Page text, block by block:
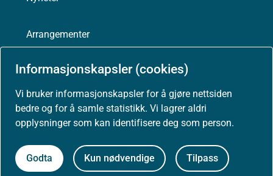
Informasjonskapsler (cookies)
Vi bruker informasjonskapsler for å gjøre nettsiden
bedre og for å samle statistikk. Vi lagrer aldri
opplysninger som kan identifisere deg som person.
Godta Kun nødvendige Tilpass
Arrangementer
Høringer
Presse